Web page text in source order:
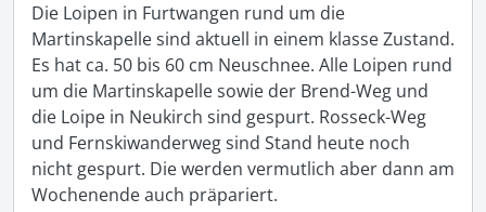
Die Loipen in Furtwangen rund um die
Martinskapelle sind aktuell in einem klasse Zustand.
Es hat ca. 50 bis 60 cm Neuschnee. Alle Loipen rund
um die Martinskapelle sowie der Brend-Weg und
die Loipe in Neukirch sind gespurt. Rosseck-Weg
und Fernskiwanderweg sind Stand heute noch
nicht gespurt. Die werden vermutlich aber dann am
Wochenende auch präpariert.